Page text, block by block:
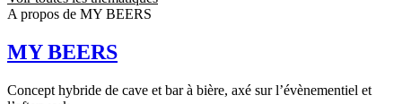
A propos de MY BEERS
MY BEERS
Concept hybride de cave et bar à bière, axé sur l’évènementiel et